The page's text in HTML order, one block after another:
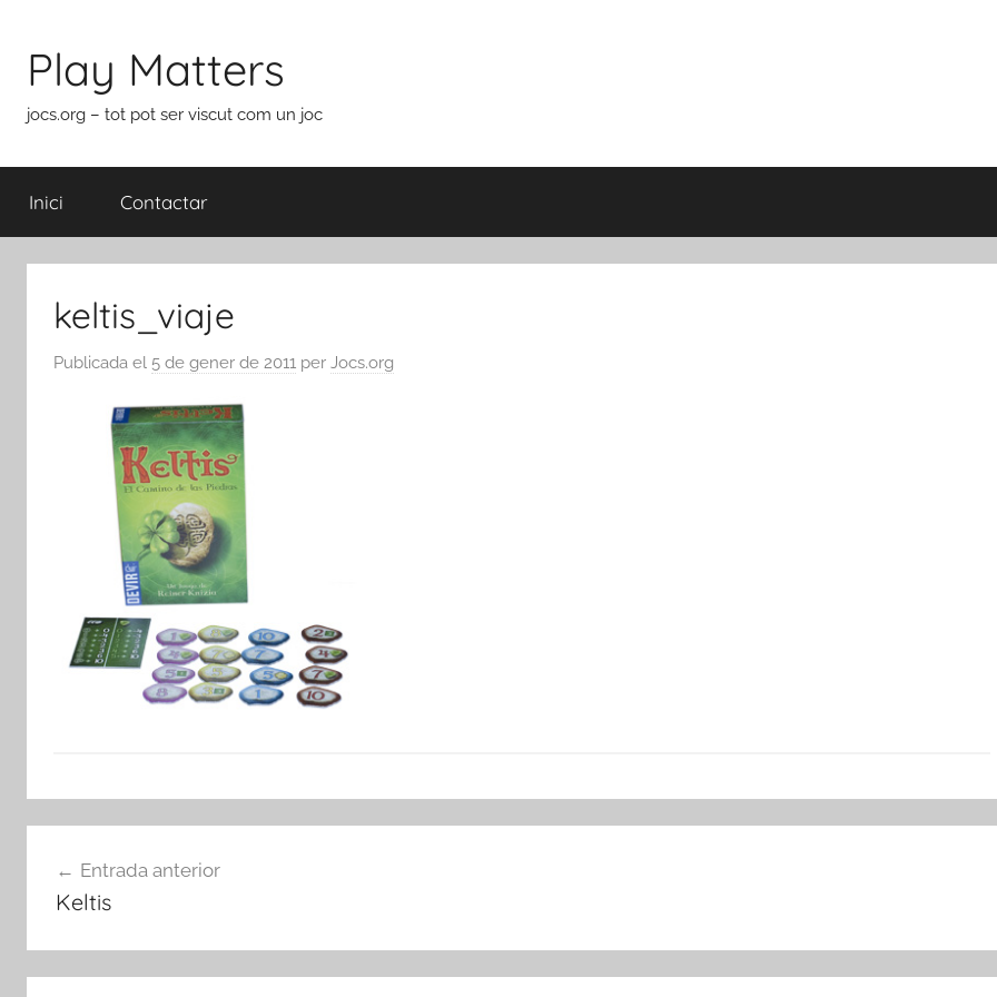
contingut
Play Matters
jocs.org – tot pot ser viscut com un joc
Inici Contactar
keltis_viaje
Publicada el 5 de gener de 2011 per Jocs.org
d'entrades
Entrada anterior
Keltis